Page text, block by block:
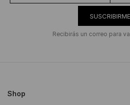
SUSCRIBIRME
Recibirás un correo para
Shop